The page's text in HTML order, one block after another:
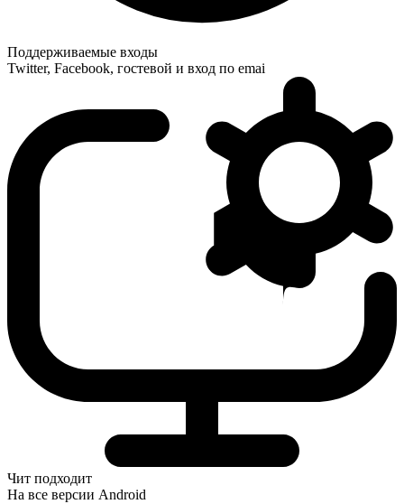
Поддерживаемые входы
Twitter, Facebook, гостевой и вход по emai
Чит подходит
На все версии Android